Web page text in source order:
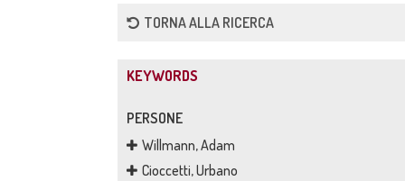
TORNA ALLA RICERCA
KEYWORDS
PERSONE
Willmann, Adam
Cioccetti, Urbano